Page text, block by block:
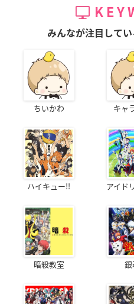
みんなが注目して
ちいかわ キャ
ハイキュー!! アイド
暗殺教室